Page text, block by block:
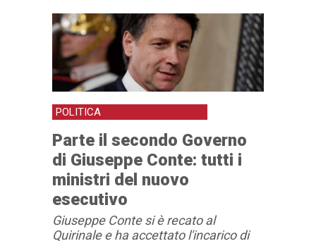
POLITICA
Parte il secondo Governo
di Giuseppe Conte: tutti i
ministri del nuovo
esecutivo
Giuseppe Conte si è recato al
Quirinale e ha accettato l'incarico di